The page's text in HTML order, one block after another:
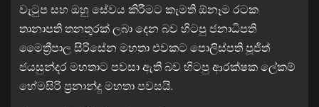
වැටුප සහ ඔහු සේවය කිරීමට කැමති ඕනෑම රටක
තානාපති තනතුරක් ලබා දෙන බව හිටපු ජනාධිපති
මෛත්‍රීපාල සිරිසේන මහතා එවකට පොලිස්පති පූජිත්
ජයසුන්දර මහතාට පවසා ඇති බව හිටපු ආරක්ෂක ලේකම්
හේමසිරි ප්‍රනාන්දු මහතා පවසයි.